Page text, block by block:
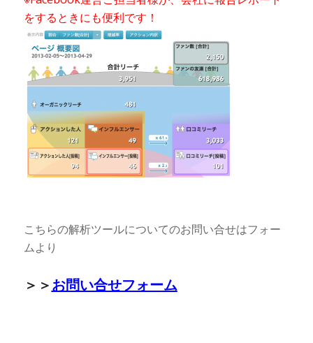
をするときにも便利です！
こちらの解析ツールについてのお問い合せはフォー
ムより
＞＞お問い合せフォーム